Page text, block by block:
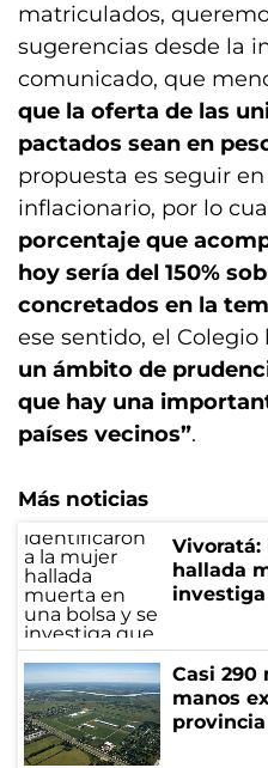
matriculados,
sugerencias desde la
comunicado, que
que la oferta de las
pactados sean en
propuesta es seguir
inflacionario, por lo
porcentaje que
hoy sería del 150%
concretados en la
ese sentido, el Colegio
un ámbito de
que hay una
países vecinos”.
Más noticias
hallada
Casi 290
manos